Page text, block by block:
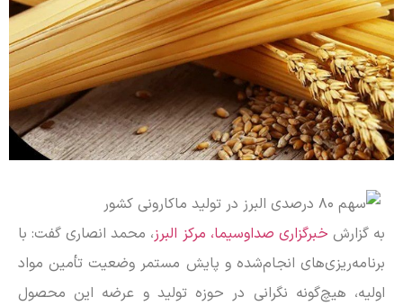
به گزارش خبرگزاری صداوسیما، مرکز البرز، محمد انصاری گفت: با
برنامه‌ریزی‌های انجام‌شده و پایش مستمر وضعیت تأمین مواد
اولیه، هیچ‌گونه نگرانی در حوزه تولید و عرضه این محصول